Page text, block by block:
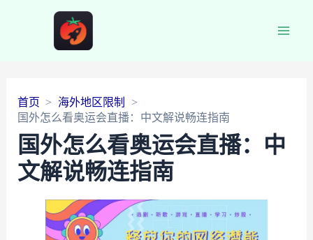
首页
海外地区限制
国外怎么看奥运会直播：中文解说畅连指南
国外怎么看奥运会直播：中
文解说畅连指南